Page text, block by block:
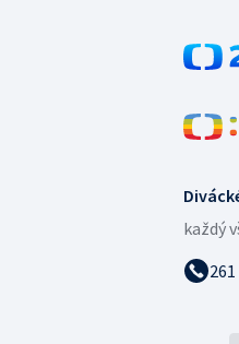
každý